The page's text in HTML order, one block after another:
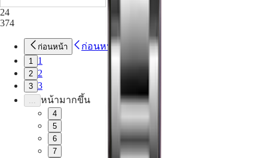
และ
ความ
เชี่ยวชาญ
ด้าน
การ
ผลิต
นาฬิกา
ข่าวสาร
และ
24
374
ก่อนหน้า ก่อนหน้า
1 1
2 2
3 3
หน้ามากขึ้น
4
5
6
7